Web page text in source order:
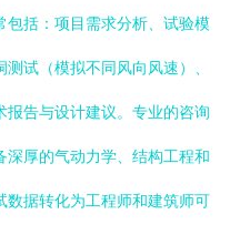
包括：项目需求分析、试验模
试（模拟不同风向风速）、
告与设计建议。专业的咨询
厚的气动力学、结构工程和
数据转化为工程师和建筑师可